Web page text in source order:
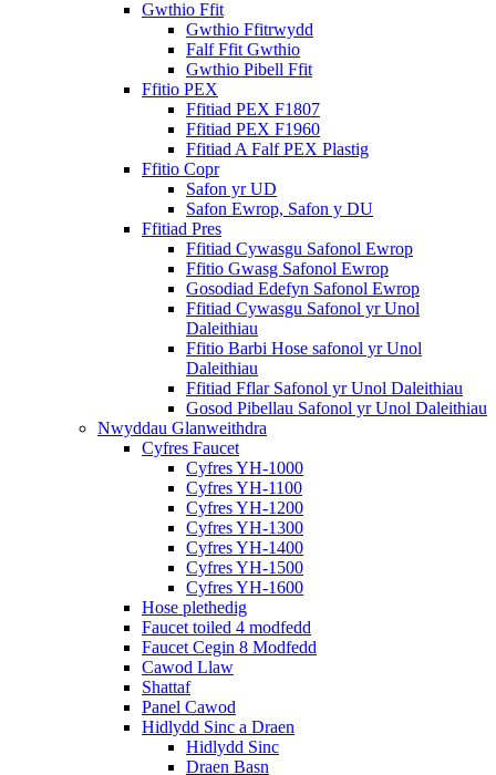
Gwthio Ffit
Gwthio Ffitrwydd
Falf Ffit Gwthio
Gwthio Pibell Ffit
Ffitio PEX
Ffitiad PEX F1807
Ffitiad PEX F1960
Ffitiad A Falf PEX Plastig
Ffitio Copr
Safon yr UD
Safon Ewrop, Safon y DU
Ffitiad Pres
Ffitiad Cywasgu Safonol Ewrop
Ffitio Gwasg Safonol Ewrop
Gosodiad Edefyn Safonol Ewrop
Ffitiad Cywasgu Safonol yr Unol
Daleithiau
Ffitio Barbi Hose safonol yr Unol
Daleithiau
Ffitiad Fflar Safonol yr Unol Daleithiau
Gosod Pibellau Safonol yr Unol Daleithiau
Nwyddau Glanweithdra
Cyfres Faucet
Cyfres YH-1000
Cyfres YH-1100
Cyfres YH-1200
Cyfres YH-1300
Cyfres YH-1400
Cyfres YH-1500
Cyfres YH-1600
Hose plethedig
Faucet toiled 4 modfedd
Faucet Cegin 8 Modfedd
Cawod Llaw
Shattaf
Panel Cawod
Hidlydd Sinc a Draen
Hidlydd Sinc
Draen Basn